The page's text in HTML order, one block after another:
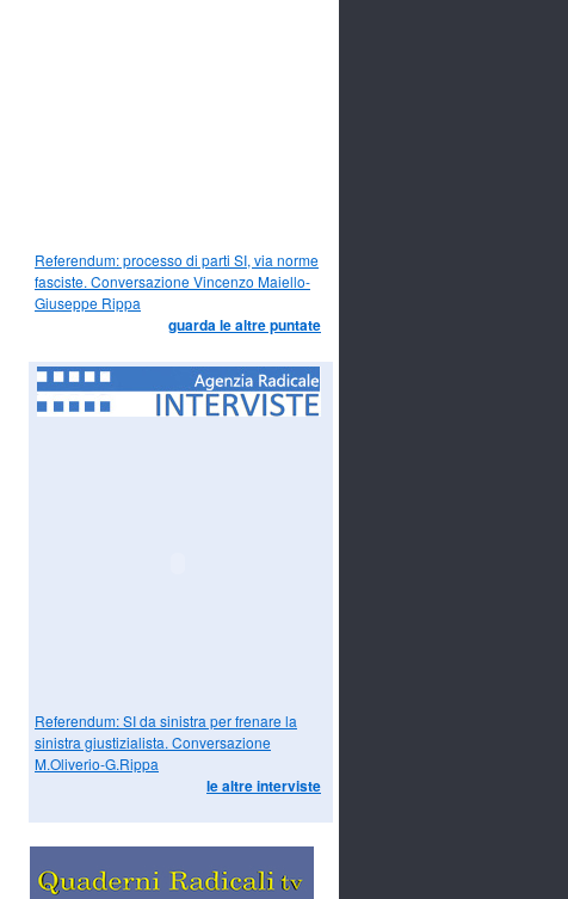
Referendum: processo di parti SI, via norme
fasciste. Conversazione Vincenzo Maiello-
Giuseppe Rippa
guarda le altre puntate
Referendum: SI da sinistra per frenare la
sinistra giustizialista. Conversazione
M.Oliverio-G.Rippa
le altre interviste